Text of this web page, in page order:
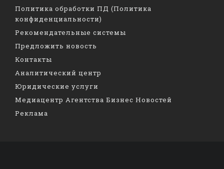
Политика обработки ПД (Политика
конфиденциальности)
Рекомендательные системы
Предложить новость
Контакты
Аналитический центр
Юридические услуги
Медиацентр Агентства Бизнес Новостей
Реклама